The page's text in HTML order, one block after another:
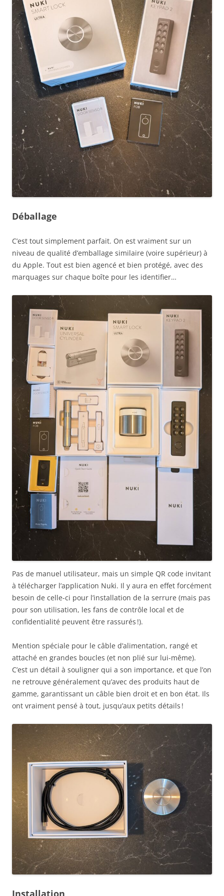
Déballage
C’est tout simplement parfait. On est vraiment sur un
niveau de qualité d’emballage similaire (voire supérieur) à
du Apple. Tout est bien agencé et bien protégé, avec des
marquages sur chaque boîte pour les identifier…
Pas de manuel utilisateur, mais un simple QR code invitant
à télécharger l’application Nuki. Il y aura en effet forcément
besoin de celle-ci pour l’installation de la serrure (mais pas
pour son utilisation, les fans de contrôle local et de
confidentialité peuvent être rassurés !).
Mention spéciale pour le câble d’alimentation, rangé et
attaché en grandes boucles (et non plié sur lui-même).
C’est un détail à souligner qui a son importance, et que l’on
ne retrouve généralement qu’avec des produits haut de
gamme, garantissant un câble bien droit et en bon état. Ils
ont vraiment pensé à tout, jusqu’aux petits détails !
Installation